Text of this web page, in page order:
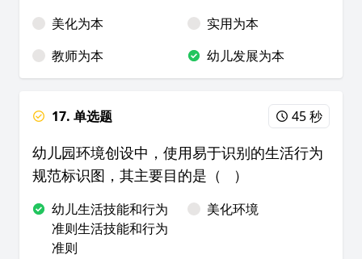
美化为本
实用为本
教师为本
幼儿发展为本
17. 单选题 45 秒
幼儿园环境创设中，使用易于识别的生活行为
规范标识图，其主要目的是（ ）
幼儿生活技能和行为
准则生活技能和行为
准则
美化环境